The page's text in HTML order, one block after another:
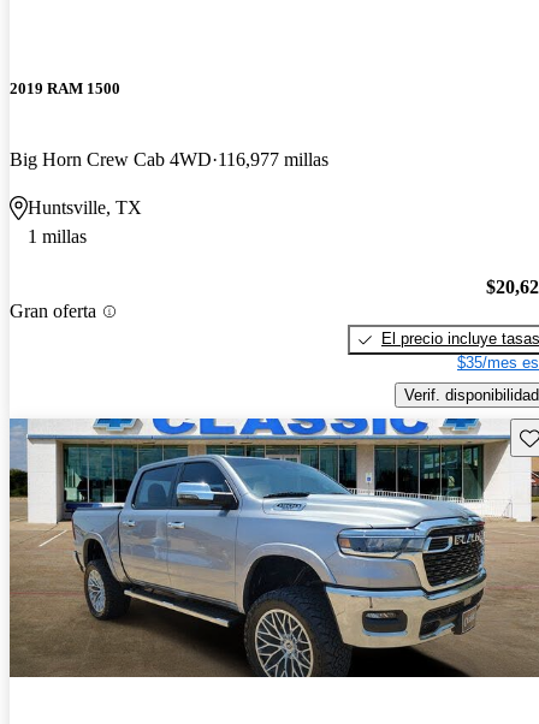
2019 RAM 1500
Big Horn Crew Cab 4WD 116,977 millas
Huntsville, TX
1 millas
Gran oferta
El precio incluye tasas
$35/mes
Verif. disponibilidad